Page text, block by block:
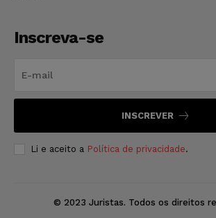
Inscreva-se
INSCREVER
Li e aceito a Política de privacidade.
© 2023 Juristas. Todos os direitos